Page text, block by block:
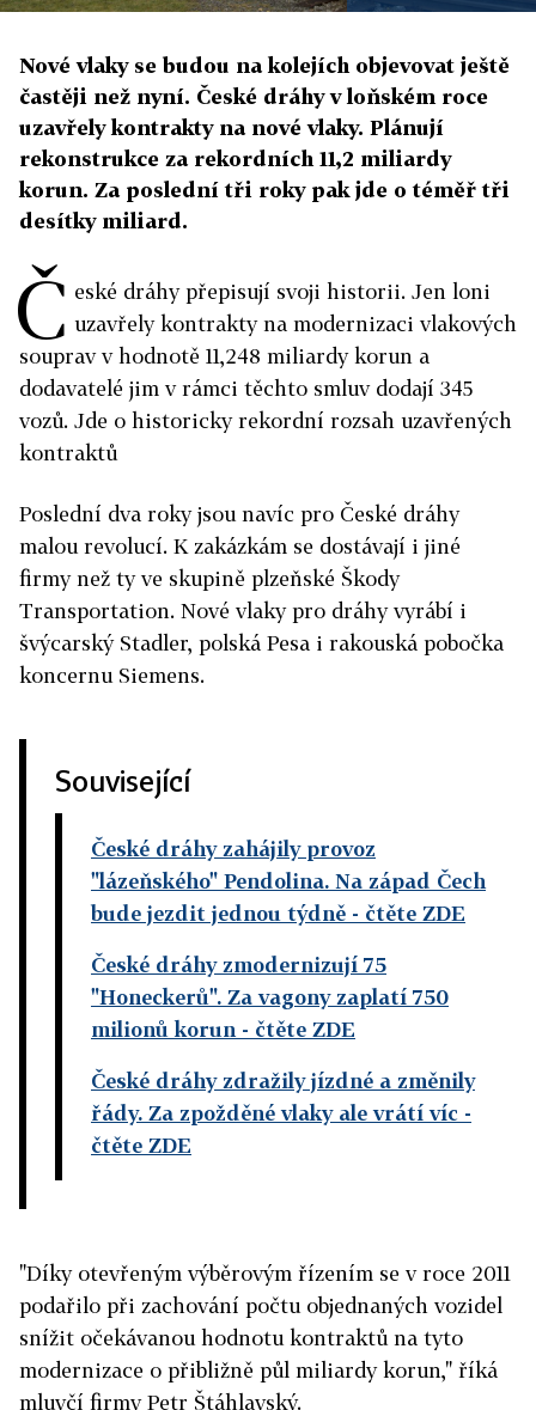
Nové vlaky se budou na kolejích objevovat ještě
častěji než nyní. České dráhy v loňském roce
uzavřely kontrakty na nové vlaky. Plánují
rekonstrukce za rekordních 11,2 miliardy
korun. Za poslední tři roky pak jde o téměř tři
desítky miliard.
Č eské dráhy přepisují svoji historii. Jen loni
uzavřely kontrakty na modernizaci vlakových
souprav v hodnotě 11,248 miliardy korun a
dodavatelé jim v rámci těchto smluv dodají 345
vozů. Jde o historicky rekordní rozsah uzavřených
kontraktů
Poslední dva roky jsou navíc pro České dráhy
malou revolucí. K zakázkám se dostávají i jiné
firmy než ty ve skupině plzeňské Škody
Transportation. Nové vlaky pro dráhy vyrábí i
švýcarský Stadler, polská Pesa i rakouská pobočka
koncernu Siemens.
Související
České dráhy zahájily provoz
"lázeňského" Pendolina. Na západ Čech
bude jezdit jednou týdně - čtěte ZDE
České dráhy zmodernizují 75
"Honeckerů". Za vagony zaplatí 750
milionů korun - čtěte ZDE
České dráhy zdražily jízdné a změnily
řády. Za zpožděné vlaky ale vrátí víc -
čtěte ZDE
"Díky otevřeným výběrovým řízením se v roce 2011
podařilo při zachování počtu objednaných vozidel
snížit očekávanou hodnotu kontraktů na tyto
modernizace o přibližně půl miliardy korun," říká
mluvčí firmy Petr Štáhlavský.